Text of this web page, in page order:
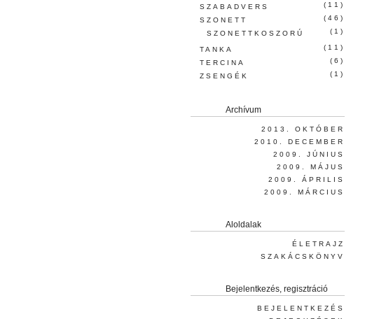
SZABADVERS
(11)
SZONETT
(46)
SZONETTKOSZORÚ
(1)
TANKA
(11)
TERCINA
(6)
ZSENGÉK
(1)
Archívum
2013. OKTÓBER
2010. DECEMBER
2009. JÚNIUS
2009. MÁJUS
2009. ÁPRILIS
2009. MÁRCIUS
Aloldalak
ÉLETRAJZ
SZAKÁCSKÖNYV
Bejelentkezés, regisztráció
BEJELENTKEZÉS